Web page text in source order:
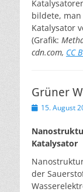
bildete, man
Katalysator
(Grafik:
cdn.com, CC
Grüner
Veröffentlicht
15. August
Katalysator
der